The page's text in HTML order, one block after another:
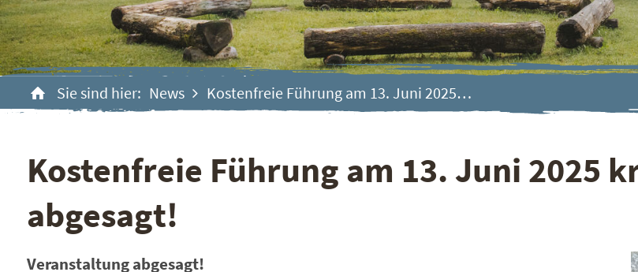
Sie sind hier: News Kostenfreie Führung am 13. Juni 2025…
Kostenfreie Führung am 13. Juni 2025
abgesagt!
Veranstaltung abgesagt!